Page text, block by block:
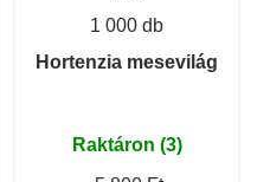
1 000 db
Hortenzia mesevilág
Raktáron (3)